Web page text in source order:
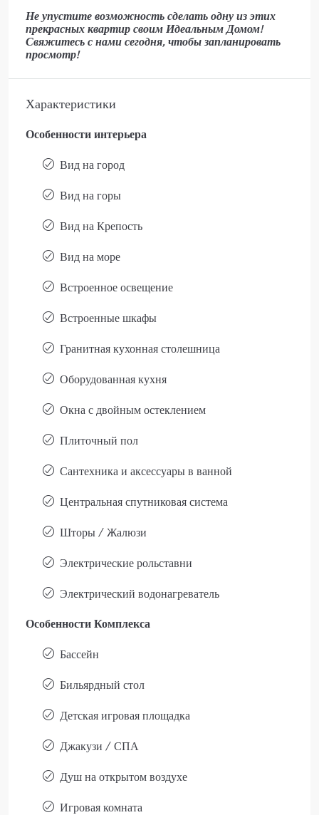
Не упустите возможность сделать одну из этих
прекрасных квартир своим Идеальным Домом!
Свяжитесь с нами сегодня, чтобы запланировать
просмотр!
Характеристики
Особенности интерьера
Вид на город
Вид на горы
Вид на Крепость
Вид на море
Встроенное освещение
Встроенные шкафы
Гранитная кухонная столешница
Оборудованная кухня
Окна с двойным остеклением
Плиточный пол
Сантехника и аксессуары в ванной
Центральная спутниковая система
Шторы / Жалюзи
Электрические рольставни
Электрический водонагреватель
Особенности Комплекса
Бассейн
Бильярдный стол
Детская игровая площадка
Джакузи / СПА
Душ на открытом воздухе
Игровая комната